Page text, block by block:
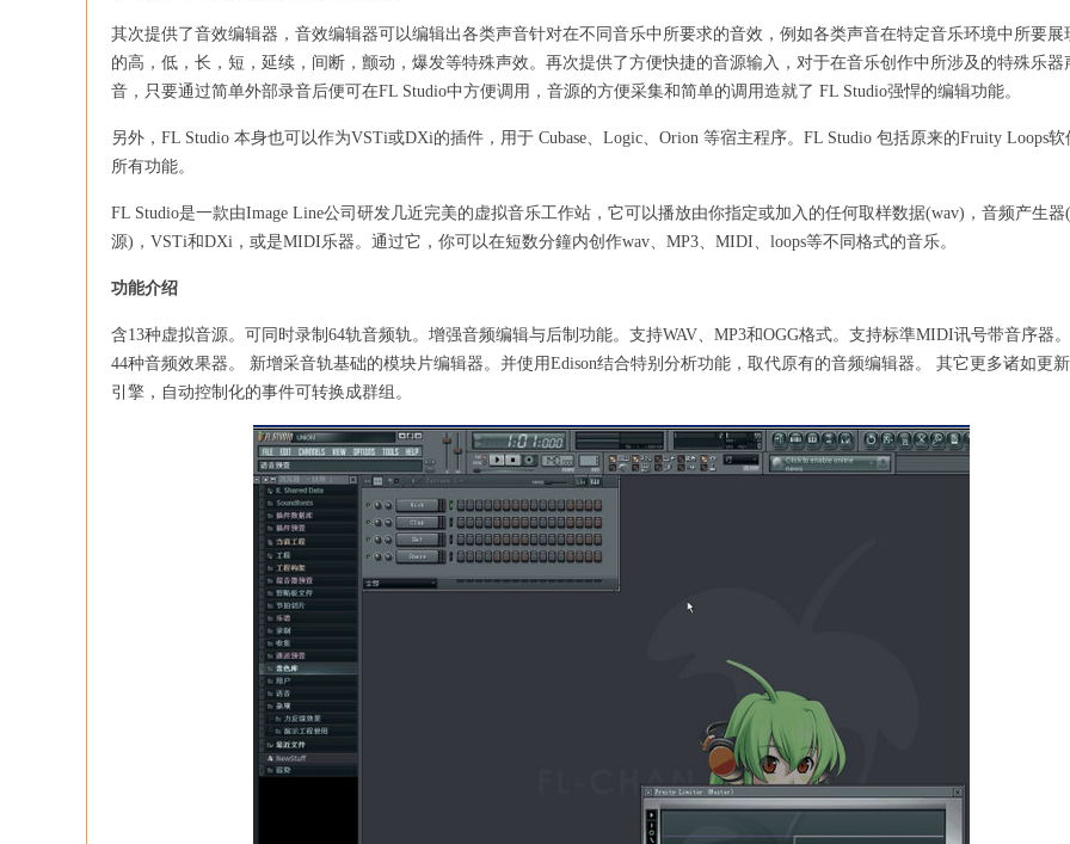
其次提供了音效编辑器，音效编辑器可以编辑出各类声音针对在不同音乐中所要求的音效，例如各类声音在特定音乐环境中所要展
的高，低，长，短，延续，间断，颤动，爆发等特殊声效。再次提供了方便快捷的音源输入，对于在音乐创作中所涉及的特殊乐器
音，只要通过简单外部录音后便可在FL Studio中方便调用，音源的方便采集和简单的调用造就了 FL Studio强悍的编辑功能。
另外，FL Studio 本身也可以作为VSTi或DXi的插件，用于 Cubase、Logic、Orion 等宿主程序。FL Studio 包括原来的Fruity Loops软
所有功能。
FL Studio是一款由Image Line公司研发几近完美的虚拟音乐工作站，它可以播放由你指定或加入的任何取样数据(wav)，音频产生器
源)，VSTi和DXi，或是MIDI乐器。通过它，你可以在短数分鐘内创作wav、MP3、MIDI、loops等不同格式的音乐。
功能介绍
含13种虚拟音源。可同时录制64轨音频轨。增强音频编辑与后制功能。支持WAV、MP3和OGG格式。支持标準MIDI讯号带音序器
44种音频效果器。 新增采音轨基础的模块片编辑器。并使用Edison结合特别分析功能，取代原有的音频编辑器。 其它更多诸如更
引擎，自动控制化的事件可转换成群组。